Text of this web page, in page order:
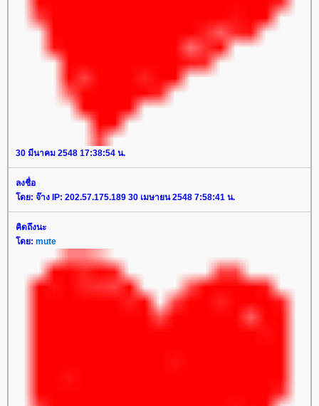
30 มีนาคม 2548 17:38:54 น.
ลงชื่อ
ดย: จ๊าง IP: 202.57.175.189 30 เมษายน 2548 7:58:41 น.
คิดถึงนะ
ดย: mute